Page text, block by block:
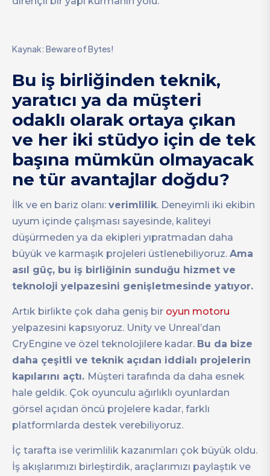
Kaynak: Beware of Bytes!
Bu iş birliğinden teknik,
yaratıcı ya da müşteri
odaklı olarak ortaya çıkan
ve her iki stüdyo için de tek
başına mümkün olmayacak
ne tür avantajlar doğdu?
İlk ve en bariz olanı: verimlilik. Deneyimli iki ekibin
uyum içinde çalışması sayesinde, kaliteyi
düşürmeden ya da ekipleri yıpratmadan daha
büyük ve karmaşık projeleri üstlenebiliyoruz. Ama
asıl güç, bu iş birliğinin sunduğu hizmet ve
teknoloji yelpazesini genişletmesinde yatıyor.
Artık birlikte çok daha geniş bir oyun motoru
yelpazesini kapsıyoruz. Unity ve Unreal’dan
CryEngine ve özel teknolojilere kadar. Bu da bize
daha çeşitli ve teknik açıdan iddialı projelerin
kapılarını açtı. Müşteri tarafında da daha esnek
hale geldik. Çok oyunculu ağırlıklı oyunlardan
görsel açıdan öncü projelere kadar, farklı
platformlarda destek verebiliyoruz.
İç tarafta ise verimlilik kazanımları çok büyük oldu.
İş akışlarımızı birleştirdik, araçlarımızı paylaştık ve